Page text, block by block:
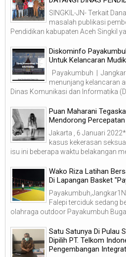
SINGKIL-JN- Terkait
masalah publikasi
Pendidikan kabupaten Aceh Singkil
Diskominfo
Untuk Kelancaran Mudik
Payakumbuh |
menunjang kelancaran
Dinas Komunikasi dan Informatika
Puan Maharani
Mendorong Percepatan
Jakarta , 6 Januari
kasus kekerasan
isu ini beberapa waktu belakangan
Wako Riza Latihan
Di Lapangan Basket
Falepi terciduk sedang
olahraga outdoor Payakumbuh
Satu Satunya Di Pulau
Dipilih PT. Telkom
Pengembangan